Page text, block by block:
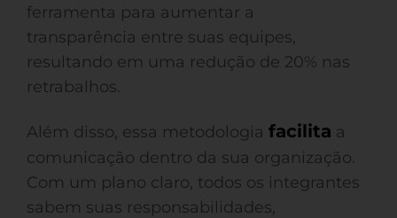
ferramenta para aumentar a
transparência entre suas equipes,
resultando em uma redução de 20% nas
retrabalhos.
Além disso, essa metodologia facilita a
comunicação dentro da sua organização.
Com um plano claro, todos os integrantes
sabem suas responsabilidades,